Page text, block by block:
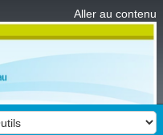
Aller au contenu